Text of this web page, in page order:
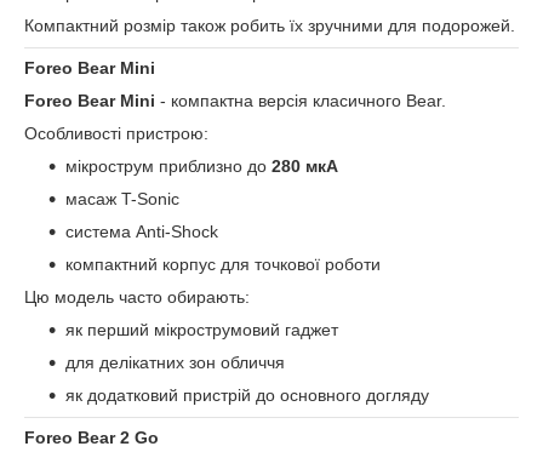
Компактний розмір також робить їх зручними для подорожей.
Foreo Bear Mini
Foreo Bear Mini - компактна версія класичного Bear.
Особливості пристрою:
мікрострум приблизно до 280 мкА
масаж T-Sonic
система Anti-Shock
компактний корпус для точкової роботи
Цю модель часто обирають:
як перший мікрострумовий гаджет
для делікатних зон обличчя
як додатковий пристрій до основного догляду
Foreo Bear 2 Go